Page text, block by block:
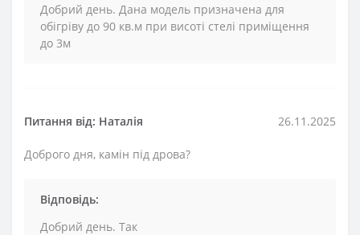
Добрий день. Дана модель призначена для
обігріву до 90 кв.м при висоті стелі приміщення
до 3м
Питання від: Наталія 26.11.2025
Доброго дня, камін під дрова?
Відповідь:
Добрий день. Так